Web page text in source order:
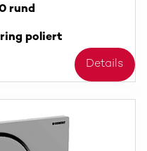
rund
poliert
Details